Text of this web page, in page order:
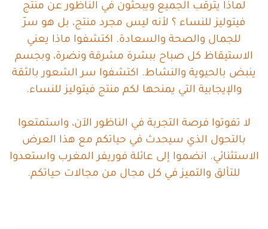
لماذا يترقب الجميع ويبحثون في الناظور عن منتج
فيتوليز للنساء ؟ لأنه ليس مجرد منتج، بل هو سرّ
للجمال والصحة والسعادة. اكتشفوا ماذا يعني
الاستيقاظ كل صباح ببشرة مشرقة ونضرة، وبجسم
ينبض بالحيوية والنشاط. اكتشفوا سر الشعور بالثقة
والإيجابية التي يمنحها لكم منتج فيتوليز للنساء.
لا تفوتوا فرصة التجربة في الناظور الآن، واستمتعوا
بالتحول الذي سيحدث في حياتكم مع هذا العرض
الاستثنائي. انضموا إلى عائلة فوريفر المغرب واستعدوا
للتألق والتميز في كل مجال من مجالات حياتكم.